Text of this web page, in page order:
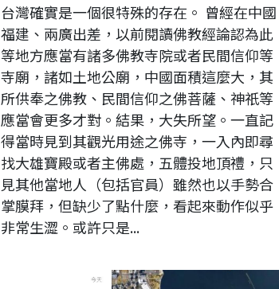
台灣確實是一個很特殊的存在。 曾經在中國
福建、兩廣出差，以前閱讀佛教經論認為此
等地方應當有諸多佛教寺院或者民間信仰等
寺廟，諸如土地公廟，中國面積這麼大，其
所供奉之佛教、民間信仰之佛菩薩、神祇等
應當會更多才對。結果，大失所望。一直記
得當時見到其觀光用途之佛寺，一入內即尋
找大雄寶殿或者主佛處，五體投地頂禮，只
見其他當地人（包括官員）雖然也以手勢合
掌膜拜，但缺少了點什麼，看起來動作似乎
非常生澀。或許只是...
本人某年某時的時間軸